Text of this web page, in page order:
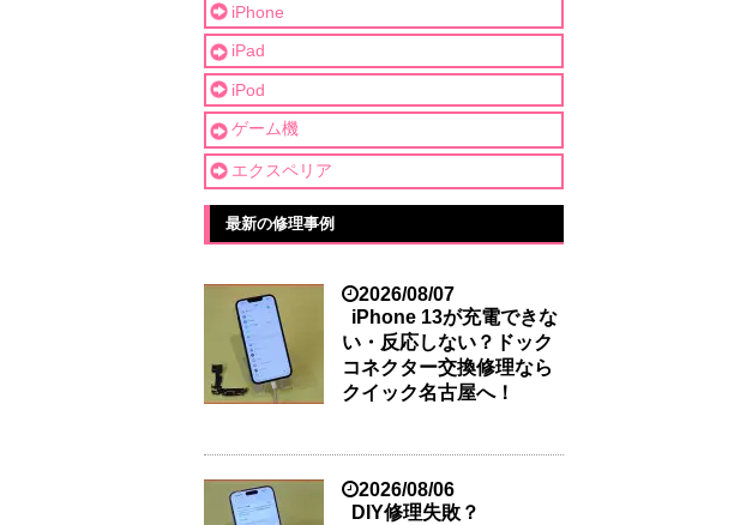
iPhone
iPad
iPod
ゲーム機
エクスペリア
最新の修理事例
2026/08/07
iPhone 13が充電できな
い・反応しない？ドック
コネクター交換修理なら
クイック名古屋へ！
2026/08/06
DIY修理失敗？